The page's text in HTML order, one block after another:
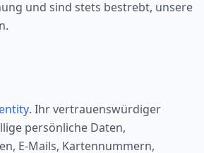
und sind stets bestrebt, unsere
. Ihr vertrauenswürdiger
persönliche Daten,
E-Mails, Kartennummern,